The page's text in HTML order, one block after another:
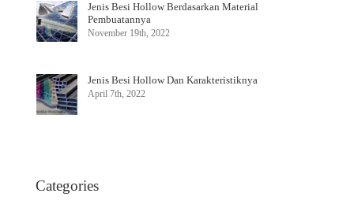
Jenis Besi Hollow Berdasarkan Material
Pembuatannya
November 19th, 2022
Jenis Besi Hollow Dan Karakteristiknya
April 7th, 2022
Categories